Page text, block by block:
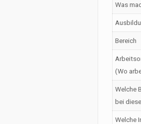
Was
Bereich
(Wo
Welche
bei
Welche